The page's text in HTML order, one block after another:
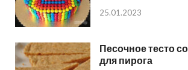
25.01.2023
Песочное тесто
для пирога